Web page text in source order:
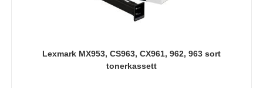
Lexmark MX953, CS963, CX961, 962, 963 sort
tonerkassett